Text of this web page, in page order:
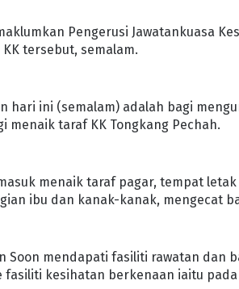
Pengerusi Jawatankuasa
tersebut, semalam.
hari ini (semalam) adalah bagi
menaik taraf KK Tongkang Pechah.
menaik taraf pagar, tempat
ibu dan kanak-kanak, mengecat
Soon mendapati fasiliti rawatan dan
fasiliti kesihatan berkenaan iaitu pada